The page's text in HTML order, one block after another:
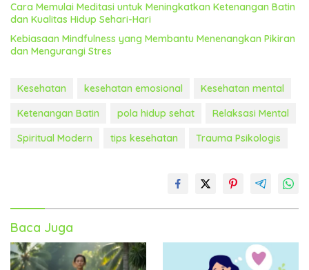
Cara Memulai Meditasi untuk Meningkatkan Ketenangan Batin
dan Kualitas Hidup Sehari-Hari
Kebiasaan Mindfulness yang Membantu Menenangkan Pikiran
dan Mengurangi Stres
Kesehatan kesehatan emosional
Kesehatan mental
Ketenangan Batin
pola hidup sehat
Relaksasi Mental
Spiritual Modern
tips kesehatan Trauma Psikologis
Baca Juga